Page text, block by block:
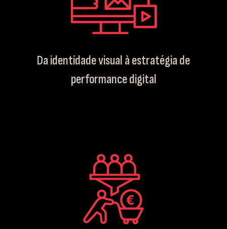
Da identidade visual à estratégia de
performance digital